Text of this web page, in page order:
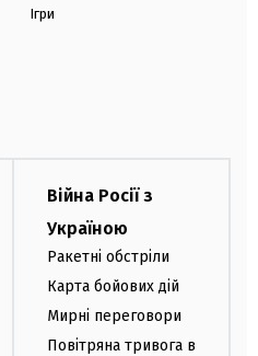
Ігри
Війна Росії з
Україною
Ракетні обстріли
Карта бойових дій
Мирні переговори
Повітряна тривога в